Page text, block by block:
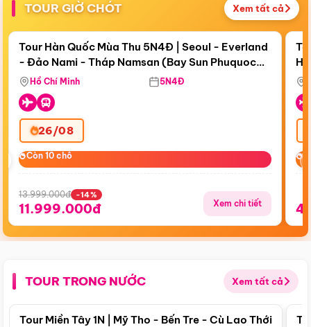
TOUR GIỜ CHÓT Xem tất cả
Còn19 ngày 02:14:09
Điểm nổi bật
Tour Hàn Quốc Mùa Thu 5N4Đ | Seoul - Everland
- Đảo Nami - Tháp Namsan (Bay Sun Phuquoc
Airways)
Hồ Chí Minh 5N4Đ
26/08
Còn 10 chỗ
Còn 10 chỗ
13.999.000đ -14%
11.999.000đ Xem chi tiết
TOUR TRONG NƯỚC Xem tất cả
Điểm nổi bật
Tour Miền Tây 1N | Mỹ Tho - Bến Tre - Cù Lao Thới